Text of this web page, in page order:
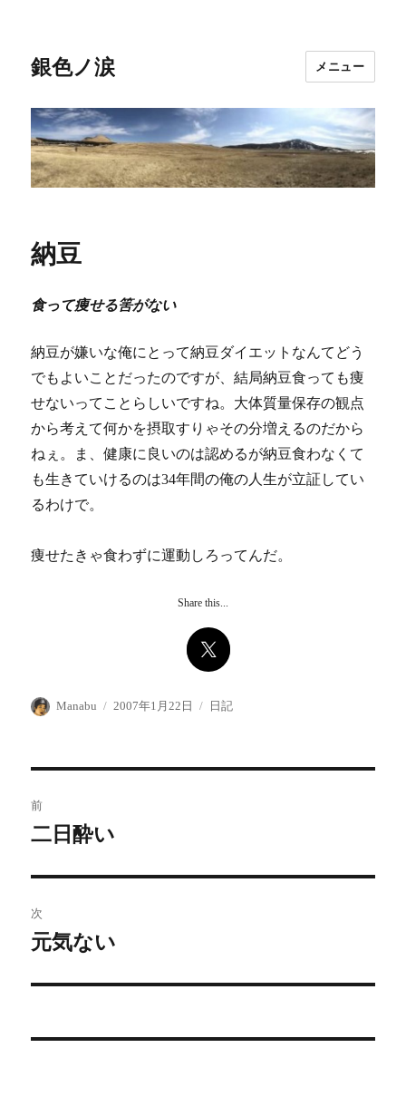
銀色ノ涙 メニュー
納豆
食って痩せる筈がない
納豆が嫌いな俺にとって納豆ダイエットなんてどう
でもよいことだったのですが、結局納豆食っても痩
せないってことらしいですね。大体質量保存の観点
から考えて何かを摂取すりゃその分増えるのだから
ねぇ。ま、健康に良いのは認めるが納豆食わなくて
も生きていけるのは34年間の俺の人生が立証してい
るわけで。
痩せたきゃ食わずに運動しろってんだ。
Share this...
投
Manabu
投
2007年1月22日
カ
日記
稿
ビ
ゲ
ー
前
前
投
稿:
二日酔い
次
次
投
元気ない